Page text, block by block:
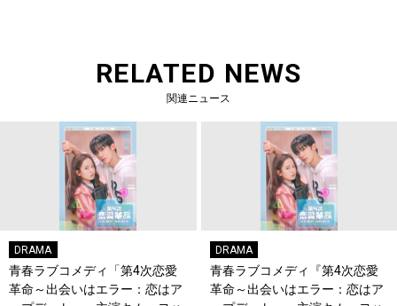
RELATED NEWS
関連ニュース
DRAMA
青春ラブコメディ「第4次恋愛
革命～出会いはエラー：恋はア
DRAMA
青春ラブコメディ『第4次恋愛
革命～出会いはエラー：恋はア